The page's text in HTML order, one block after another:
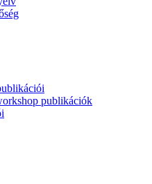
publikációk